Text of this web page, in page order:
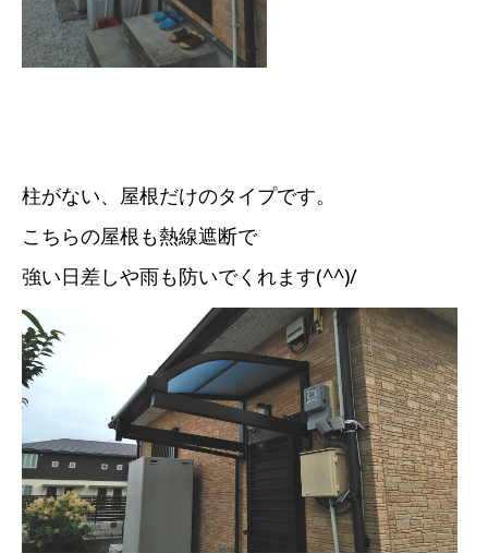
柱がない、屋根だけのタイプです。
こちらの屋根も熱線遮断で
強い日差しや雨も防いでくれます(^^)/